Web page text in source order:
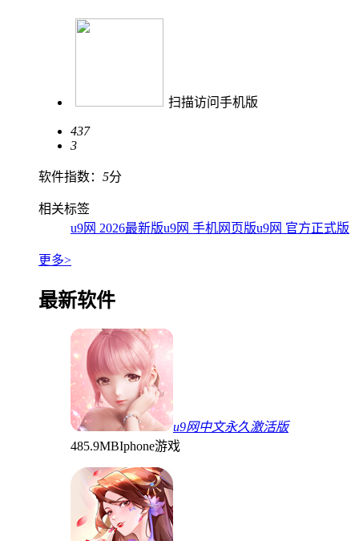
扫描访问手机版
437
3
软件指数： 5分
相关标签
u9网 2026最新版u9网 手机网页版u9网 官方正式版
更多>
最新软件
u9网中文永久激活版
485.9MBIphone游戏